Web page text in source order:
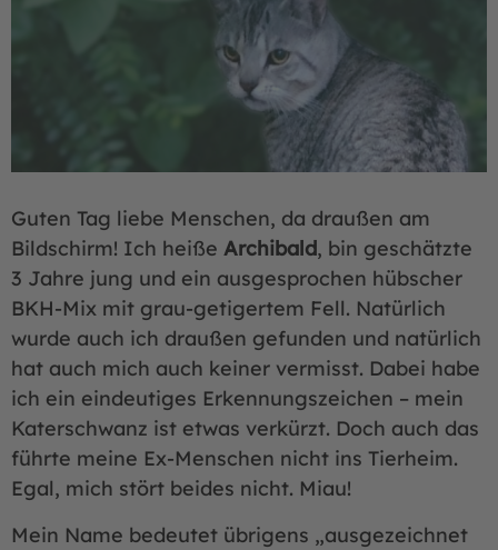
Guten Tag liebe Menschen, da draußen am
Bildschirm! Ich heiße Archibald, bin geschätzte
3 Jahre jung und ein ausgesprochen hübscher
BKH-Mix mit grau-getigertem Fell. Natürlich
wurde auch ich draußen gefunden und natürlich
hat auch mich auch keiner vermisst. Dabei habe
ich ein eindeutiges Erkennungszeichen – mein
Katerschwanz ist etwas verkürzt. Doch auch das
führte meine Ex-Menschen nicht ins Tierheim.
Egal, mich stört beides nicht. Miau!
Mein Name bedeutet übrigens „ausgezeichnet